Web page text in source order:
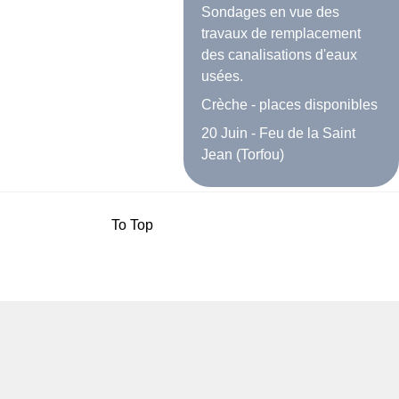
Sondages en vue des
travaux de remplacement
des canalisations d'eaux
usées.
Crèche - places disponibles
20 Juin - Feu de la Saint
Jean (Torfou)
To Top